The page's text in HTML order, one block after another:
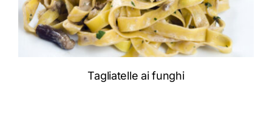
Tagliatelle ai funghi